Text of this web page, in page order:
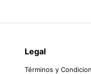
Legal
Términos y